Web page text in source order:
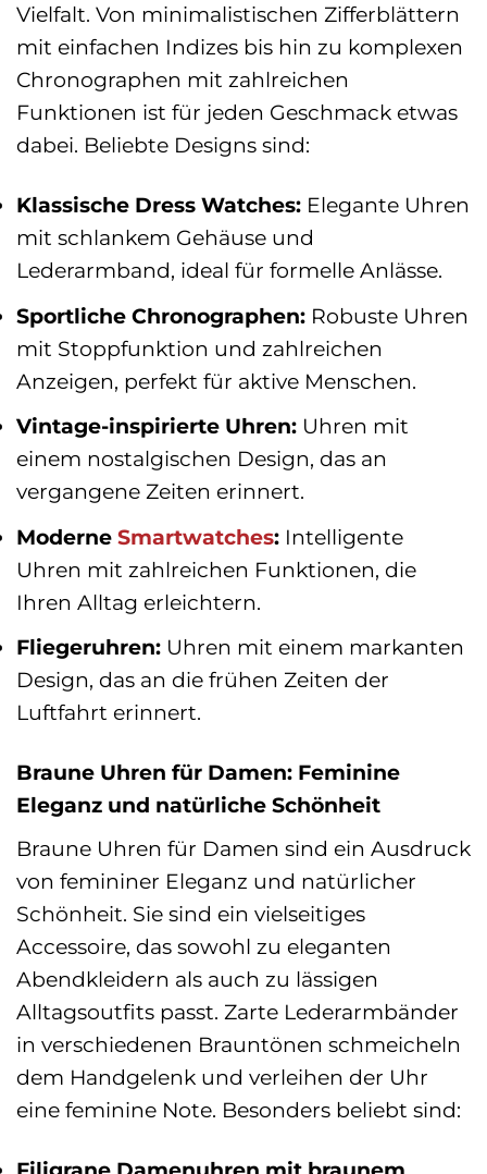
Vielfalt. Von minimalistischen Zifferblättern
mit einfachen Indizes bis hin zu komplexen
Chronographen mit zahlreichen
Funktionen ist für jeden Geschmack etwas
dabei. Beliebte Designs sind:
Klassische Dress Watches: Elegante Uhren
mit schlankem Gehäuse und
Lederarmband, ideal für formelle Anlässe.
Sportliche Chronographen: Robuste Uhren
mit Stoppfunktion und zahlreichen
Anzeigen, perfekt für aktive Menschen.
Vintage-inspirierte Uhren: Uhren mit
einem nostalgischen Design, das an
vergangene Zeiten erinnert.
Moderne Smartwatches: Intelligente
Uhren mit zahlreichen Funktionen, die
Ihren Alltag erleichtern.
Fliegeruhren: Uhren mit einem markanten
Design, das an die frühen Zeiten der
Luftfahrt erinnert.
Braune Uhren für Damen: Feminine
Eleganz und natürliche Schönheit
Braune Uhren für Damen sind ein Ausdruck
von femininer Eleganz und natürlicher
Schönheit. Sie sind ein vielseitiges
Accessoire, das sowohl zu eleganten
Abendkleidern als auch zu lässigen
Alltagsoutfits passt. Zarte Lederarmbänder
in verschiedenen Brauntönen schmeicheln
dem Handgelenk und verleihen der Uhr
eine feminine Note. Besonders beliebt sind: